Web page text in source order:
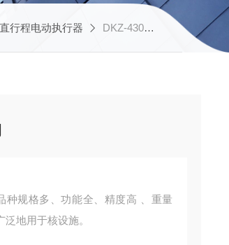
直行程电动执行器 DKZ-4300M厂家供应电子式冷通风电动执行机构
种规格多、功能全、精度高 、重量
地用于核设施。